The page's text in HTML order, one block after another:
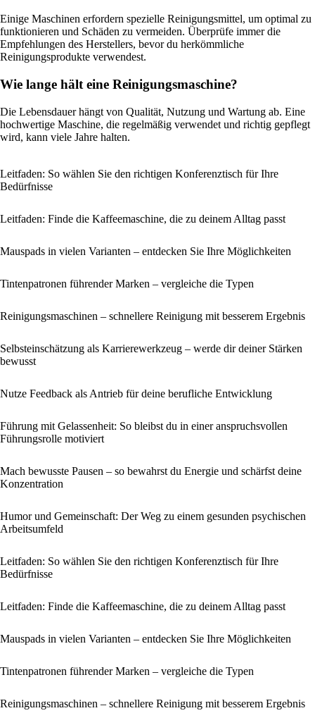
Einige Maschinen erfordern spezielle Reinigungsmittel, um optimal zu
funktionieren und Schäden zu vermeiden. Überprüfe immer die
Empfehlungen des Herstellers, bevor du herkömmliche
Reinigungsprodukte verwendest.
Wie lange hält eine Reinigungsmaschine?
Die Lebensdauer hängt von Qualität, Nutzung und Wartung ab. Eine
hochwertige Maschine, die regelmäßig verwendet und richtig gepflegt
wird, kann viele Jahre halten.
Leitfaden: So wählen Sie den richtigen Konferenztisch für Ihre
Bedürfnisse
Leitfaden: Finde die Kaffeemaschine, die zu deinem Alltag passt
Mauspads in vielen Varianten – entdecken Sie Ihre Möglichkeiten
Tintenpatronen führender Marken – vergleiche die Typen
Reinigungsmaschinen – schnellere Reinigung mit besserem Ergebnis
Selbsteinschätzung als Karrierewerkzeug – werde dir deiner Stärken
bewusst
Nutze Feedback als Antrieb für deine berufliche Entwicklung
Führung mit Gelassenheit: So bleibst du in einer anspruchsvollen
Führungsrolle motiviert
Mach bewusste Pausen – so bewahrst du Energie und schärfst deine
Konzentration
Humor und Gemeinschaft: Der Weg zu einem gesunden psychischen
Arbeitsumfeld
Leitfaden: So wählen Sie den richtigen Konferenztisch für Ihre
Bedürfnisse
Leitfaden: Finde die Kaffeemaschine, die zu deinem Alltag passt
Mauspads in vielen Varianten – entdecken Sie Ihre Möglichkeiten
Tintenpatronen führender Marken – vergleiche die Typen
Reinigungsmaschinen – schnellere Reinigung mit besserem Ergebnis